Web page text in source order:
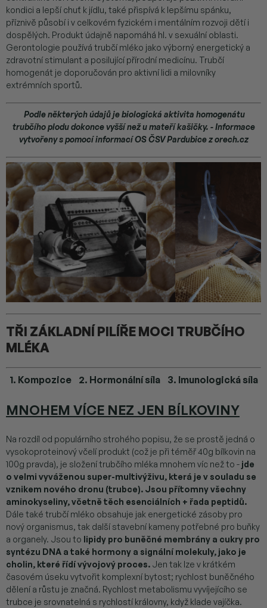
kondici a lepší chuť k jídlu, také přispívá k lepšímu spánku,
příznivě působí i v celkovém fyzickém i mentálním rozvoji dětí i
dospělých. Produkt údajně napomáhá hl. v sexuální oblasti.
Gerontologie používá trubčí mléko jako výborný energetický a
zdravotní stimulant a posilující přírodní medicínu. Trubčí
homogenát je doporučován pro aktivní lidi a milovníky
extrémních sportů.
Podle některých údajů je biologická aktivita homogenátu
trubčího plodu dokonce vyšší než u mateří kašičky. - Informace
vytvořeny s pomocí informací OS ČSV Pardubice z orech.cz
TŘI ZÁKLADNÍ PILÍŘE MOCI TRUBČÍHO
MLÉKA
1. Kompozice 2. Hormonální síla 3. Imunologická síla
MNOHEM VÍCE NEZ JEN BÍLKOVINY
Na rozdíl od populárního strohého popisu, že se prostě jedná o
vysokoproteinový včelí produkt (což je při téměř 40g bílkovin na
100g pravda), je složení trubčího mléka mnohem víc než to - jde
o velmi vyváženou super-multivýživu, která je v souladu se
vznikem nového dronu (trubce). Jsou přítomny všechny
aminokyseliny, včetně těch esenciálních + řada peptidů.
Dále také trubčí mléko obsahuje jak energetické zásoby pro
nový organismus, tak další stavební kameny potřebné pro buňky
a organely. Jsou to lipidy pro buněčné membrány a cukry pro
syntézu DNA a také hormony a signální molekuly, jako je
cholin, které řídí vývojový proces. Jen tak lze v krátkém
časovém úseku vytvořit komplexní bytost; rychlost buněčného
dělení a růstu je značná. Rychlost metabolismu vyvíjejícího se
trubce je srovnatelná s rychlostí královny, když klade vajíčka.